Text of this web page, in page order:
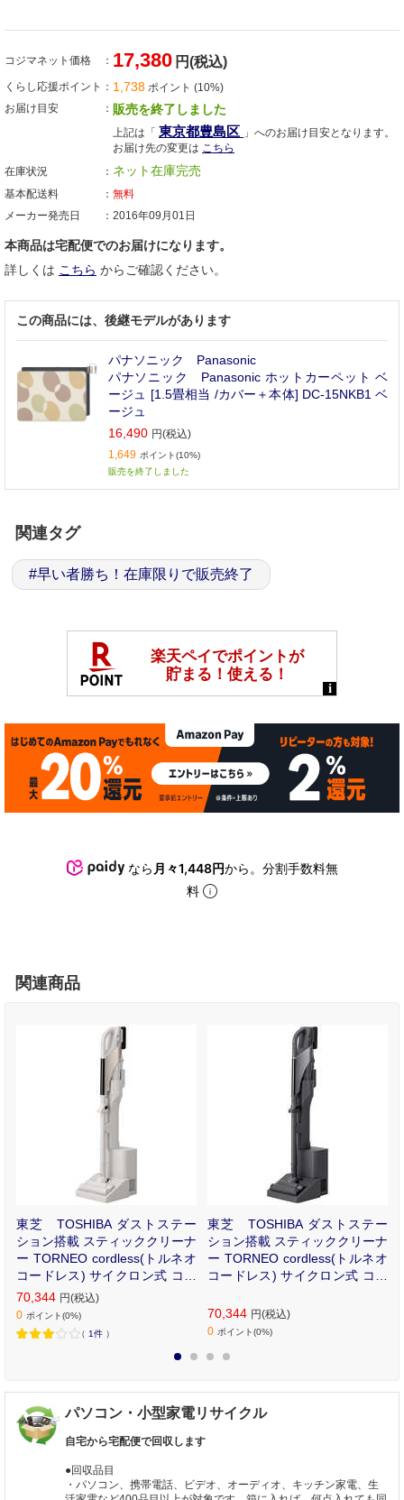
コジマネット価格 17,380 円(税込)
くらし応援ポイント 1,738 ポイント (10%)
お届け目安
販売を終了しました
上記は「 東京都豊島区 」へのお届け目安となります。
お届け先の変更は こちら
在庫状況
ネット在庫完売
基本配送料
無料
メーカー発売日
2016年09月01日
本商品は宅配便でのお届けになります。
詳しくは こちら からご確認ください。
この商品には、後継モデルがあります
パナソニック Panasonic
パナソニック Panasonic ホットカーペット ベ
ージュ [1.5畳相当 /カバー＋本体] DC-15NKB1 ベ
ージュ
16,490 円(税込)
1,649 ポイント(10%)
販売を終了しました
関連タグ
#早い者勝ち！在庫限りで販売終了
なら 月々1,448円から。分割手数料無
料
関連商品
東芝 TOSHIBA ダストステー
ション搭載 スティッククリーナ
ー TORNEO cordless(トルネオ
コードレス) サイクロン式 コー
ドレス グレースベージュ VC-C
LZ74DS-C
70,344 円(税込)
0 ポイント(0%)
（ 1件 ）
東芝 TOSHIBA ダストステー
ション搭載 スティッククリーナ
ー TORNEO cordless(トルネオ
コードレス) サイクロン式 コー
LZ74DS-K
70,344 円(税込)
0 ポイント(0%)
パソコン・小型家電リサイクル
自宅から宅配便で回収します
●回収品目
・パソコン、携帯電話、ビデオ、オーディオ、キッチン家電、生